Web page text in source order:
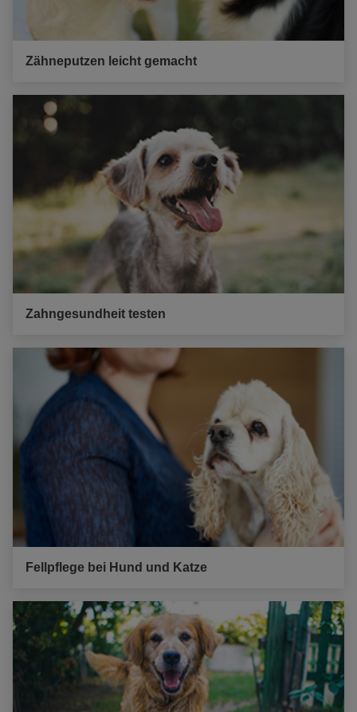
Zähneputzen leicht gemacht
Zahngesundheit testen
Fellpflege bei Hund und Katze